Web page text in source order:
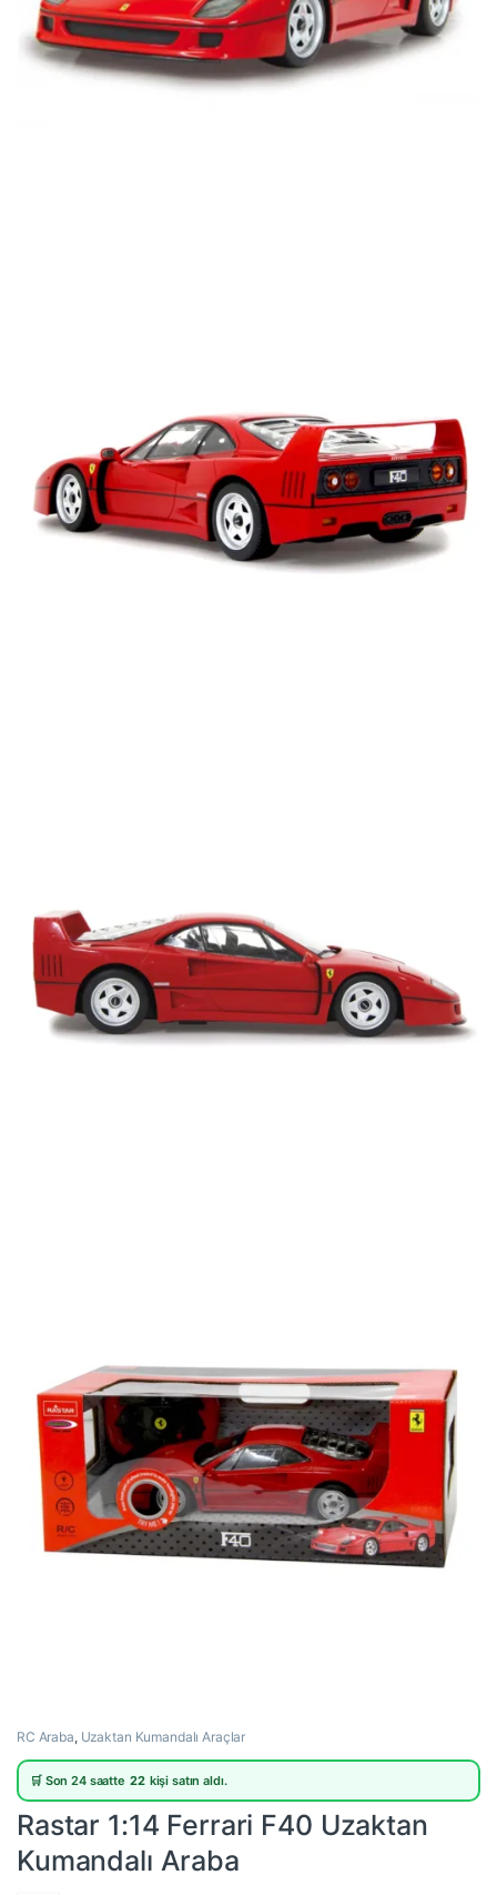
RC Araba, Uzaktan Kumandalı Araçlar
🛒 Son 24 saatte 22 kişi satın aldı.
Rastar 1:14 Ferrari F40 Uzaktan
Kumandalı Araba